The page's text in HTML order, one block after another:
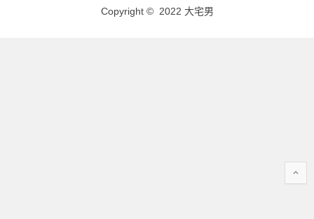
Copyright © 2022 大宅男